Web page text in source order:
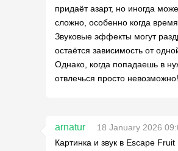
придаёт азарт, но иногда
сложно, особенно когда
Звуковые эффекты могут
остаётся зависимость от
Однако, когда попадаешь в
отвлечься просто невозможно!
arnatur
18 January 2026
Картинка и звук в Escape